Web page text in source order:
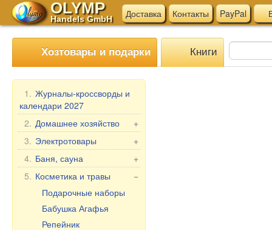
OLYMP
Handels GmbH Доставка Контакты PayPal
Хозтовары и подарки Книги
1. Журналы-кроссворды и
календари 2027
+
2. Домашнее хозяйство
Мангалы, гриль
Шампуры
Мантоварки
Товары для дома
Бытовая химия
Пельменницы, формы
+
3. Электротовары
Электротовары для
кухни
Прочие электротовары
+
4. Баня, сауна
Веники для бани
Текстиль для бани
Аксессуары для бани
Косметика для бани и
−
5. Косметика и травы
Подарочные наборы
Бабушка Агафья
Репейник